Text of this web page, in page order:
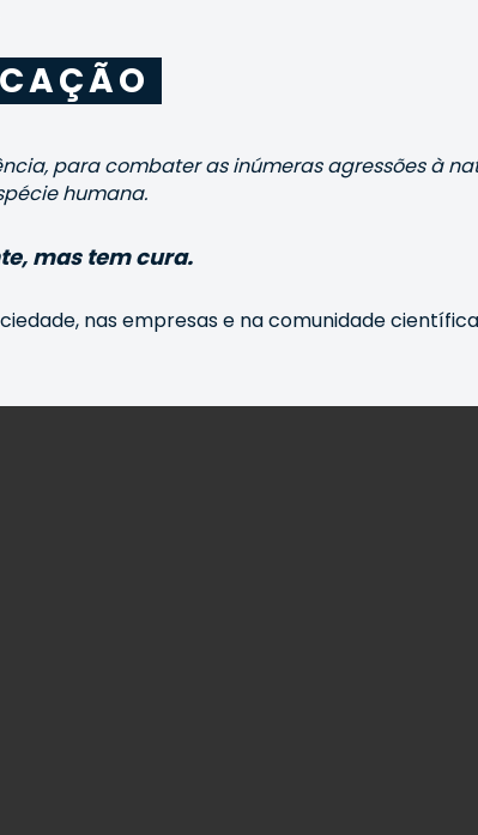
para combater as inúmeras agressões à
humana.
mas tem cura.
nas empresas e na comunidade